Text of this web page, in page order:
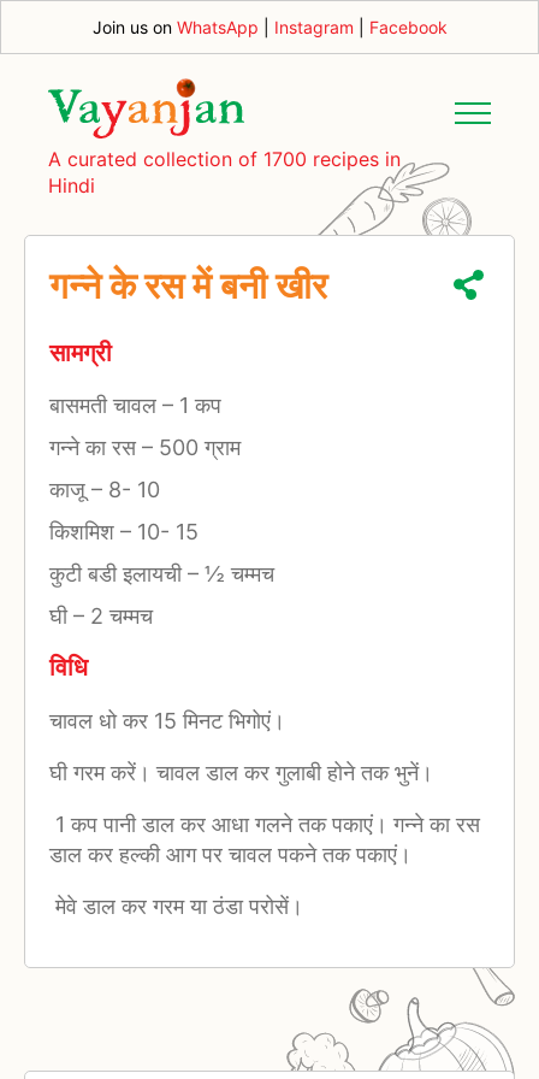
Join us on WhatsApp Instagram Facebook
A curated collection of 1700 recipes in
Hindi
गन्ने के रस में बनी खीर
सामग्री
बासमती चावल – 1 कप
गन्ने का रस– 500 ग्राम
काजू – 8- 10
किशमिश – 10- 15
कुटी बडी इलायची– ½ चम्मच
घी– 2 चम्मच
विधि
चावल धो कर 15 मिनट भिगोएं।
घी गरम करें। चावल डाल कर गुलाबी होने तक भुनें।
1 कप पानी डाल कर आधा गलने तक पकाएं। गन्ने का रस
डाल कर हल्की आग पर चावल पकने तक पकाएं।
मेवे डाल कर गरम या ठंडा परोसें।